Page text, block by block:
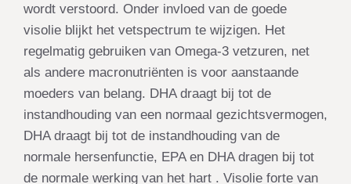
wordt verstoord. Onder invloed van de goede
visolie blijkt het vetspectrum te wijzigen. Het
regelmatig gebruiken van Omega-3 vetzuren, net
als andere macronutriënten is voor aanstaande
moeders van belang. DHA draagt bij tot de
instandhouding van een normaal gezichtsvermogen,
DHA draagt bij tot de instandhouding van de
normale hersenfunctie, EPA en DHA dragen bij tot
de normale werking van het hart . Visolie forte van